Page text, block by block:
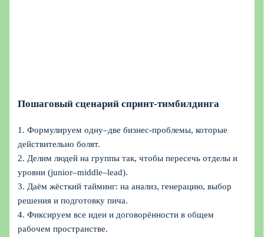
Пошаговый сценарий спринт-тимбилдинга
1. Формулируем одну–две бизнес-проблемы, которые
действительно болят.
2. Делим людей на группы так, чтобы пересечь отделы и
уровни (junior–middle–lead).
3. Даём жёсткий тайминг: на анализ, генерацию, выбор
решения и подготовку пича.
4. Фиксируем все идеи и договорённости в общем
рабочем пространстве.